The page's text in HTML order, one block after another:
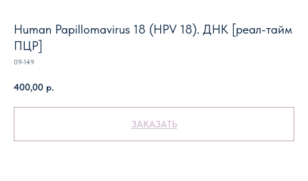
Human Papillomavirus 18 (HPV 18). ДНК [реал-тайм
ПЦР]
09-149
400,00 р.
ЗАКАЗАТЬ